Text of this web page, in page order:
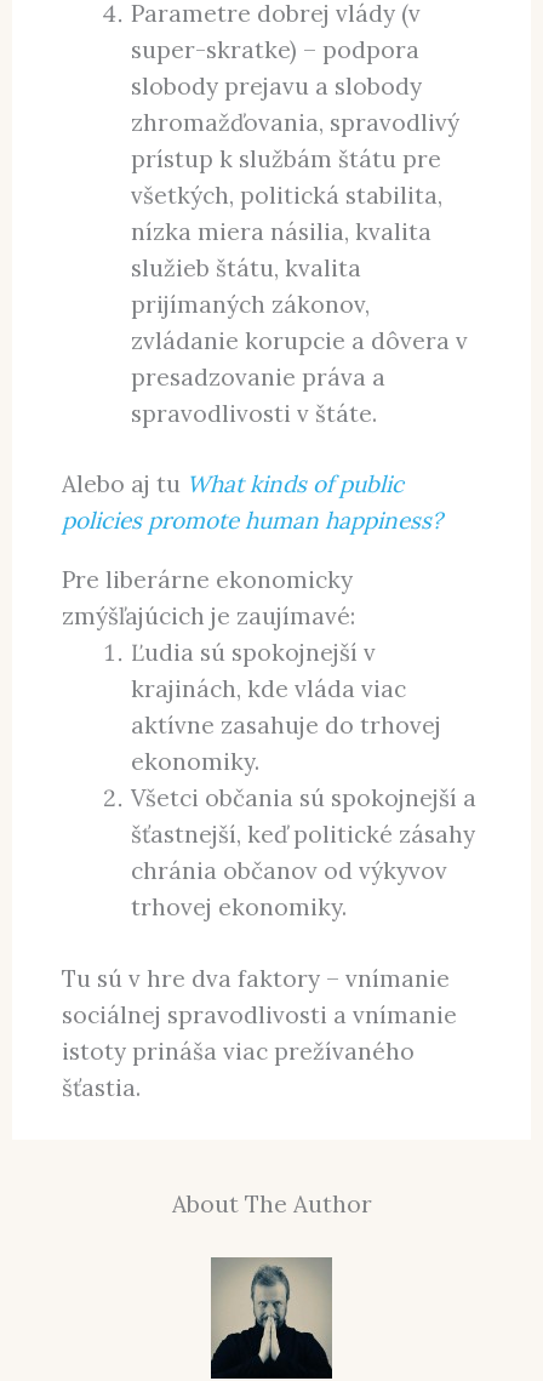
Parametre dobrej vlády (v
super-skratke) – podpora
slobody prejavu a slobody
zhromažďovania, spravodlivý
prístup k službám štátu pre
všetkých, politická stabilita,
nízka miera násilia, kvalita
služieb štátu, kvalita
prijímaných zákonov,
zvládanie korupcie a dôvera v
presadzovanie práva a
spravodlivosti v štáte.
Alebo aj tu What kinds of public
policies promote human happiness?
Pre liberárne ekonomicky
zmýšľajúcich je zaujímavé:
Ľudia sú spokojnejší v
krajinách, kde vláda viac
aktívne zasahuje do trhovej
ekonomiky.
Všetci občania sú spokojnejší a
šťastnejší, keď politické zásahy
chránia občanov od výkyvov
trhovej ekonomiky.
Tu sú v hre dva faktory – vnímanie
sociálnej spravodlivosti a vnímanie
istoty prináša viac prežívaného
šťastia.
About The Author